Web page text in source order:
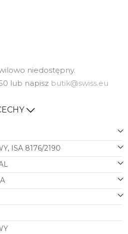
niedostępny.
lub napisz butik@swiss.eu
ISA 8176/2190